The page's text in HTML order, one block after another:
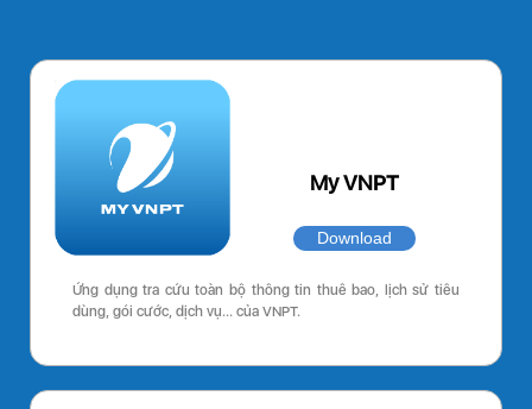
My VNPT
Download
Ứng dụng tra cứu toàn bộ thông tin thuê bao, lịch sử tiêu
dùng, gói cước, dịch vụ… của VNPT.